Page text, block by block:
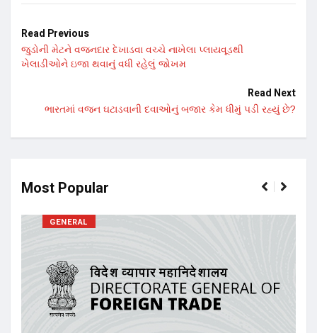
Read Previous
જુડોની મેટને વજનદાર દેખાડવા વચ્ચે નાખેલા પ્લાયવૂડથી
ખેલાડીઓને ઇજા થવાનું વધી રહેલું જોખમ
Read Next
ભારતમાં વજન ઘટાડવાની દવાઓનું બજાર કેમ ધીમું પડી રહ્યું છે?
Most Popular
GENERAL